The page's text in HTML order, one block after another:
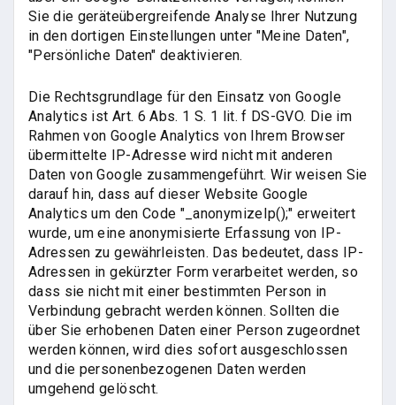
Sie die geräteübergreifende Analyse Ihrer Nutzung
in den dortigen Einstellungen unter "Meine Daten",
"Persönliche Daten" deaktivieren.
Die Rechtsgrundlage für den Einsatz von Google
Analytics ist Art. 6 Abs. 1 S. 1 lit. f DS-GVO. Die im
Rahmen von Google Analytics von Ihrem Browser
übermittelte IP-Adresse wird nicht mit anderen
Daten von Google zusammengeführt. Wir weisen Sie
darauf hin, dass auf dieser Website Google
Analytics um den Code "_anonymizeIp();" erweitert
wurde, um eine anonymisierte Erfassung von IP-
Adressen zu gewährleisten. Das bedeutet, dass IP-
Adressen in gekürzter Form verarbeitet werden, so
dass sie nicht mit einer bestimmten Person in
Verbindung gebracht werden können. Sollten die
über Sie erhobenen Daten einer Person zugeordnet
werden können, wird dies sofort ausgeschlossen
und die personenbezogenen Daten werden
umgehend gelöscht.